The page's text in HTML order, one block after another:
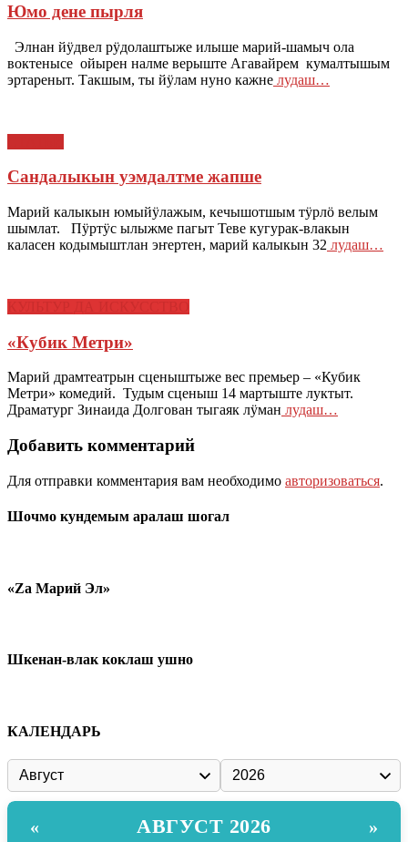
Юмо дене пырля
Элнан йӱдвел рӱдолаштыже илыше марий-шамыч ола
воктенысе ойырен налме верыште Агавайрем кумалтышым
эртареныт. Такшым, ты йӱлам нуно кажне лудаш…
Сандалыкын уэмдалтме жапше
Марий калыкын юмыйӱлажым, кечышотшым тӱрлӧ велым
шымлат. Пӱртӱс ылыжме пагыт Теве кугурак-влакын
каласен кодымыштлан эҥертен, марий калыкын 32 лудаш…
«Кубик Метри»
Марий драмтеатрын сценыштыже вес премьер – «Кубик
Метри» комедий. Тудым сценыш 14 мартыште луктыт.
Драматург Зинаида Долгован тыгаяк лӱман лудаш…
Добавить комментарий
Для отправки комментария вам необходимо авторизоваться.
Шочмо кундемым аралаш шогал
«Zа Марий Эл»
Шкенан-влак коклаш ушно
КАЛЕНДАРЬ
« АВГУСТ 2026 »